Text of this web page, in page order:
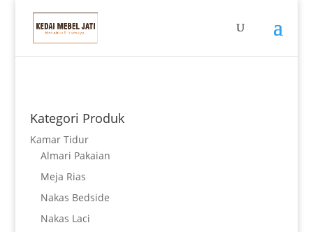
Kategori Produk
Kamar Tidur
Almari Pakaian
Meja Rias
Nakas Bedside
Nakas Laci